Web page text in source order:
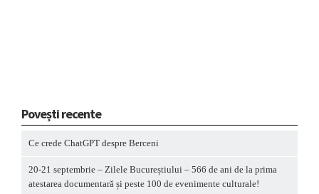
Povești recente
Ce crede ChatGPT despre Berceni
20-21 septembrie – Zilele Bucureștiului – 566 de ani de la prima
atestarea documentară și peste 100 de evenimente culturale!